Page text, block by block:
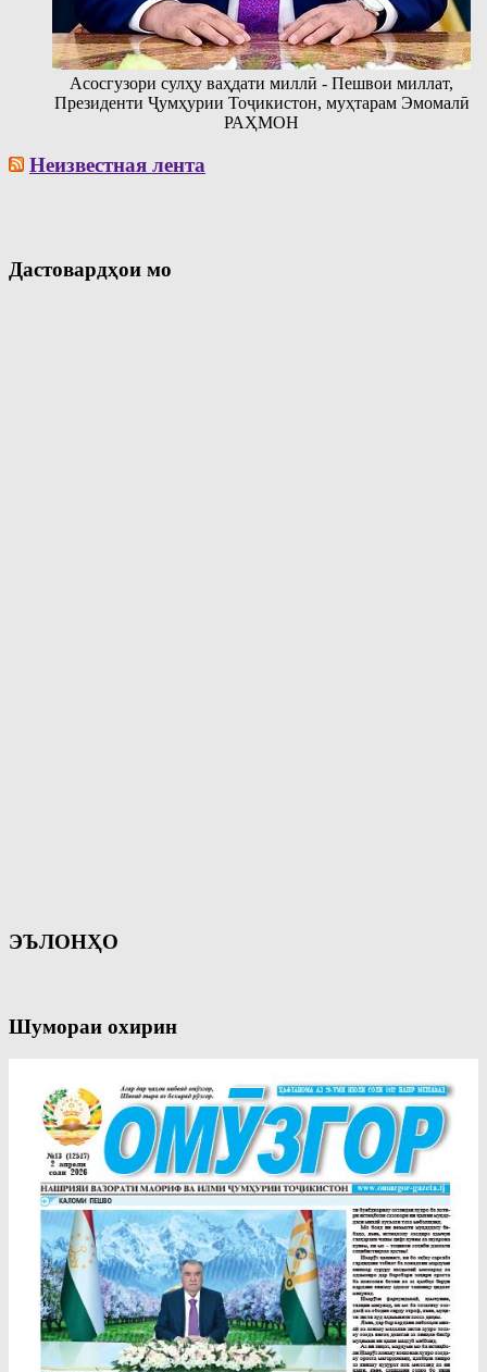
Асосгузори сулҳу ваҳдати миллӣ - Пешвои миллат,
Президенти Ҷумҳурии Тоҷикистон, муҳтарам Эмомалӣ
РАҲМОН
Неизвестная лента
Дастовардҳои мо
ЭЪЛОНҲО
Шумораи охирин